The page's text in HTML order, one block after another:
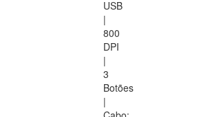
USB
|
800
DPI
|
3
Botões
|